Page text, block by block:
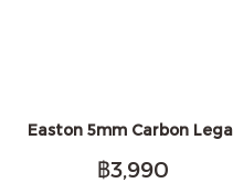
Easton 5mm Carbon
฿3,990